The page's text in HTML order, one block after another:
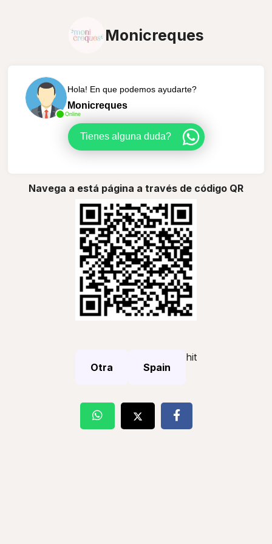
Monicreques
Online
Hola! En que podemos ayudarte?
Monicreques
Tienes alguna duda?
Navega a está página a través de código QR
Otra Spain
hit